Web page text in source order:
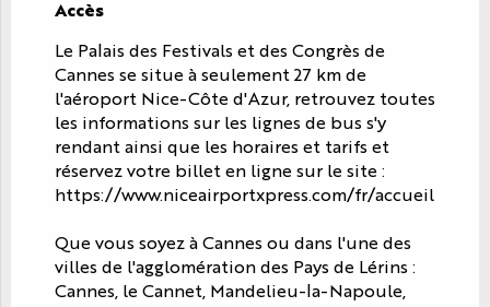
Accès
Accès
Le Palais des Festivals et des Congrès de
Cannes se situe à seulement 27 km de
l'aéroport Nice-Côte d'Azur, retrouvez toutes
les informations sur les lignes de bus s'y
rendant ainsi que les horaires et tarifs et
réservez votre billet en ligne sur le site :
https://www.niceairportxpress.com/fr/accueil
Que vous soyez à Cannes ou dans l'une des
villes de l'agglomération des Pays de Lérins :
Cannes, le Cannet, Mandelieu-la-Napoule,